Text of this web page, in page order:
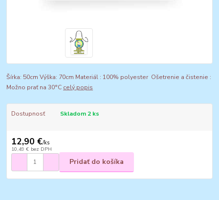
Šírka: 50cm Výška: 70cm Materiál : 100% polyester Ošetrenie a čistenie :
Možno prať na 30°C celý popis
Dostupnosť Skladom 2 ks
12,90 €/ks
10,49 € bez DPH
Pridať do košíka